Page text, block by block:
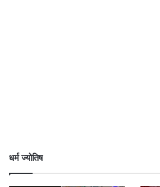
धर्म ज्योतिष